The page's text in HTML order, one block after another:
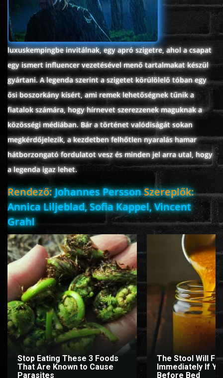
KARÁCSONYI FILMEK
PC-GAME
www.onlinefilmvilag2.eu,Copyright © 2017-2026 Az oldal nem tárol
semmilyen jogsértő tartalmat. Minden adat külső forrásból származik |
Frissítve: 2026.07.27|Fel ↑
luxuskempingbe invitálnak, egy apró szigetre, ahol a csapat
egy ismert influencer vezetésével menő tartalmakat készül
gyártani. A legenda szerint a szigetet körülölelő tóban egy
ősi boszorkány kísért, ami remek lehetőségnek tűnik a
fiatalok számára, hogy hírnevet szerezzenek maguknak a
közösségi médiában. Bár a történet valódiságát sokan
megkérdőjelezik, a kezdetben felhőtlen nyaralás hamar
hátborzongató fordulatot vesz és minden jel arra utal, hogy
a legenda igaz lehet.
Rendező:Johannes PerssonSzereplők:
Annica Liljeblad, Sofia Kappel, Vincent
Grahl
Stop Eating These 3 Foods
That Are Known to Cause
Parasites
The Stool Will Fly
Immediately If
Before Bed